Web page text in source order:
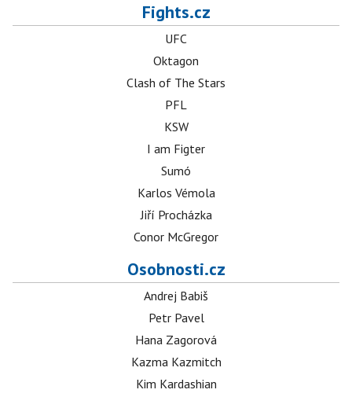
Fights.cz
UFC
Oktagon
Clash of The Stars
PFL
KSW
I am Figter
Sumó
Karlos Vémola
Jiří Procházka
Conor McGregor
Osobnosti.cz
Andrej Babiš
Petr Pavel
Hana Zagorová
Kazma Kazmitch
Kim Kardashian